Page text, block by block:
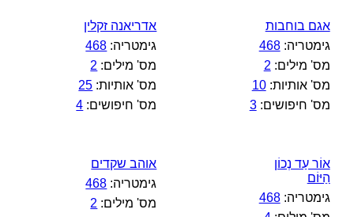
אגם בוחבות
גימטריה:468
מס' מילים: 2
מס' אותיות:10
מס' חיפושים:3
אדריאנה זקלין
גימטריה: 468
מס' מילים: 2
מס' אותיות: 25
מס' חיפושים: 4
אוֹר עַד נְכוֹן
הַיּוֹם
גימטריה:468
אוהב שקדים
גימטריה: 468
מס' מילים: 2